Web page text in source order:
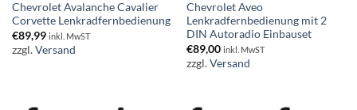
Chevrolet Avalanche Cavalier
Corvette Lenkradfernbedienung
€89,99 inkl. MwST
zzgl.Versand
Chevrolet Aveo
Lenkradfernbedienung mit 2
DIN Autoradio Einbauset
€89,00 inkl. MwST
zzgl.Versand